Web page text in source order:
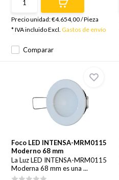
Comparar
Precio unidad:€4.654,00/Pieza
* IVA incluido Excl.Gastos de envío
Foco LED INTENSA-MRM0115
Moderno 68 mm
La Luz LED INTENSA-MRM0115
Moderna 68 mm es una ...